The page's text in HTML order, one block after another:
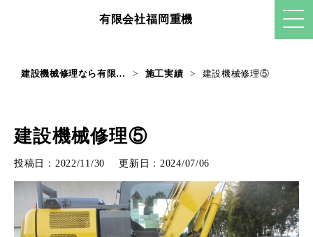
有限会社福岡重機
建設機械修理なら有限会社福岡重機 > 施工実績 > 建設機械修理⑤
建設機械修理⑤
投稿日：2022/11/30 更新日：2024/07/06